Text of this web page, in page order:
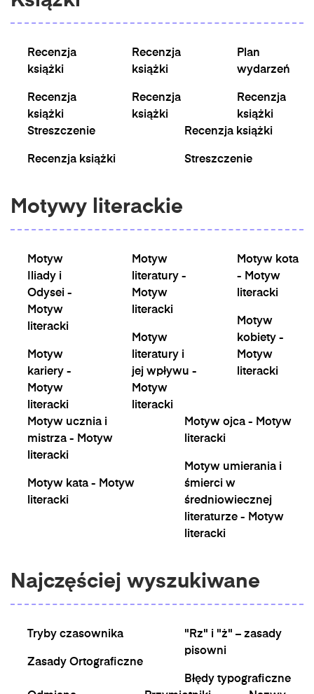
Recenzja
książki
Recenzja
książki
Recenzja
książki
Recenzja
książki
Plan
wydarzeń
Recenzja
książki
Streszczenie
Recenzja książki
Recenzja książki
Streszczenie
Motywy literackie
Motyw
Iliady i
Odysei -
Motyw
literacki
Motyw
kariery -
Motyw
literacki
Motyw
literatury -
Motyw
literacki
Motyw
literatury i
jej wpływu -
Motyw
literacki
Motyw kota
- Motyw
literacki
Motyw
kobiety -
Motyw
literacki
Motyw ucznia i
mistrza - Motyw
literacki
Motyw kata - Motyw
literacki
Motyw ojca - Motyw
literacki
Motyw umierania i
śmierci w
średniowiecznej
literaturze - Motyw
literacki
Najczęściej wyszukiwane
Tryby czasownika
Zasady Ortograficzne
"Rz" i "ż" – zasady
pisowni
Błędy typograficzne